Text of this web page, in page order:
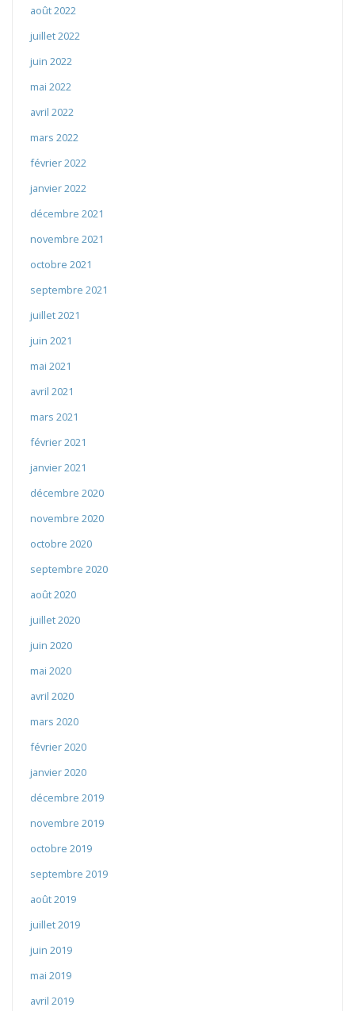
août 2022
juillet 2022
juin 2022
mai 2022
avril 2022
mars 2022
février 2022
janvier 2022
décembre 2021
novembre 2021
octobre 2021
septembre 2021
juillet 2021
juin 2021
mai 2021
avril 2021
mars 2021
février 2021
janvier 2021
décembre 2020
novembre 2020
octobre 2020
septembre 2020
août 2020
juillet 2020
juin 2020
mai 2020
avril 2020
mars 2020
février 2020
janvier 2020
décembre 2019
novembre 2019
octobre 2019
septembre 2019
août 2019
juillet 2019
juin 2019
mai 2019
avril 2019